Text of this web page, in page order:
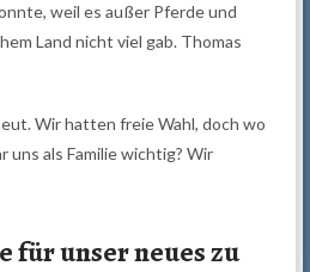
weil es außer Pferde und
Land nicht viel gab. Thomas
Wir hatten freie Wahl, doch wo
uns als Familie wichtig? Wir
für unser neues zu